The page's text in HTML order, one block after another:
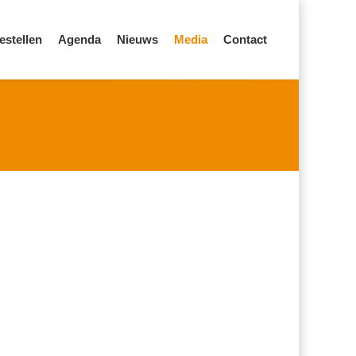
Agenda Nieuws Media Contact